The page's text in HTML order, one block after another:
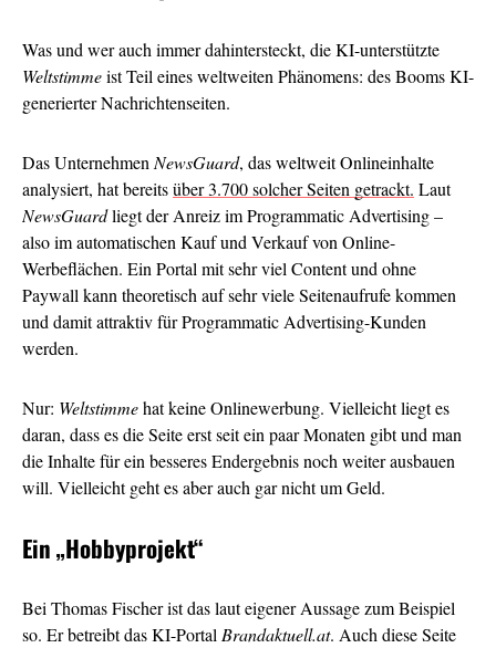
Was und wer auch immer dahintersteckt, die KI-unterstützte
Weltstimmeist Teil eines weltweiten Phänomens: des Booms KI-
generierter Nachrichtenseiten.
Das UnternehmenNewsGuard, das weltweit Onlineinhalte
analysiert, hat bereitsüber 3.700 solcher Seiten getrackt. Laut
NewsGuardliegt der Anreiz im Programmatic Advertising –
also im automatischen Kauf und Verkauf von Online-
Werbeflächen. Ein Portal mit sehr viel Content und ohne
Paywall kann theoretisch auf sehr viele Seitenaufrufe kommen
und damit attraktiv für Programmatic Advertising-Kunden
werden.
Nur: Weltstimmehat keine Onlinewerbung. Vielleicht liegt es
daran, dass es die Seite erst seit ein paar Monaten gibt und man
die Inhalte für ein besseres Endergebnis noch weiter ausbauen
will. Vielleicht geht es aber auch gar nicht um Geld.
Ein„Hobbyprojekt“
Bei Thomas Fischer ist das laut eigener Aussage zum Beispiel
so. Er betreibt das KI-PortalBrandaktuell.at. Auch diese Seite